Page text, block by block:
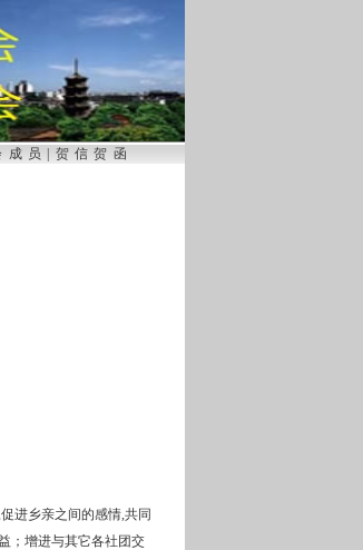
成员 贺信贺函
进乡亲之间的感情,共同
；增进与其它各社团交